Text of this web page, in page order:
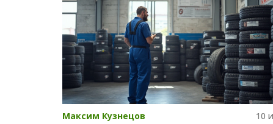
Максим Кузнецов 10